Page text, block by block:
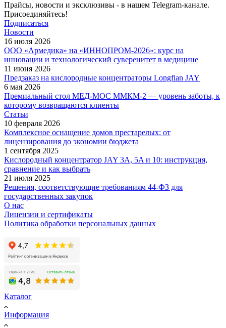
Прайсы, новости и эксклюзивы - в нашем Telegram-канале.
Присоединяйтесь!
Подписаться
Новости
16 июля 2026
ООО «Армедика» на «ИННОПРОМ-2026»: курс на
инновации и технологический суверенитет в медицине
11 июня 2026
Предзаказ на кислородные концентраторы Longfian JAY
6 мая 2026
Премиальный стол МЕД-МОС ММКМ-2 — уровень заботы, к
которому возвращаются клиенты
Статьи
10 февраля 2026
Комплексное оснащение домов престарелых: от
лицензирования до экономии бюджета
1 сентября 2025
Кислородный концентратор JAY 3A, 5A и 10: инструкция,
сравнение и как выбрать
21 июля 2025
Решения, соответствующие требованиям 44-ФЗ для
государственных закупок
О нас
Лицензии и сертификаты
Политика обработки персональных данных
Каталог
Информация